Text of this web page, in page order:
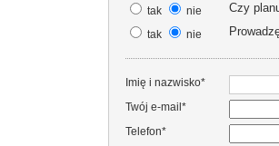
tak nie Czy
tak nie
Imię i nazwisko*
Twój e-mail*
Telefon*